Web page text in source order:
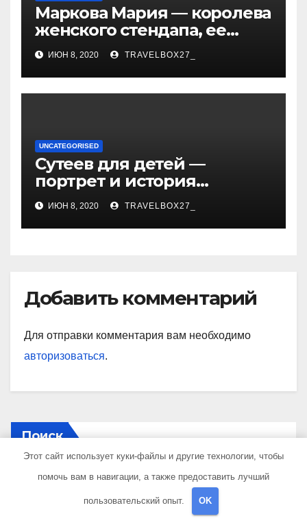
Маркова Мария — королева
женского стендапа, ее
биография, самые
смешные выступления,
ураган смеха и
непревзойденный талант!
ИЮН 8, 2020 TRAVELBOX27_
UNCATEGORISED
Сутеев для детей —
портрет и история
творчества известного и
любимого художника
ИЮН 8, 2020 TRAVELBOX27_
Добавить комментарий
Для отправки комментария вам необходимо
авторизоваться.
Поиск
Поиск
Этот сайт использует куки-файлы и другие технологии, чтобы
помочь вам в навигации, а также предоставить лучший
пользовательский опыт. OK